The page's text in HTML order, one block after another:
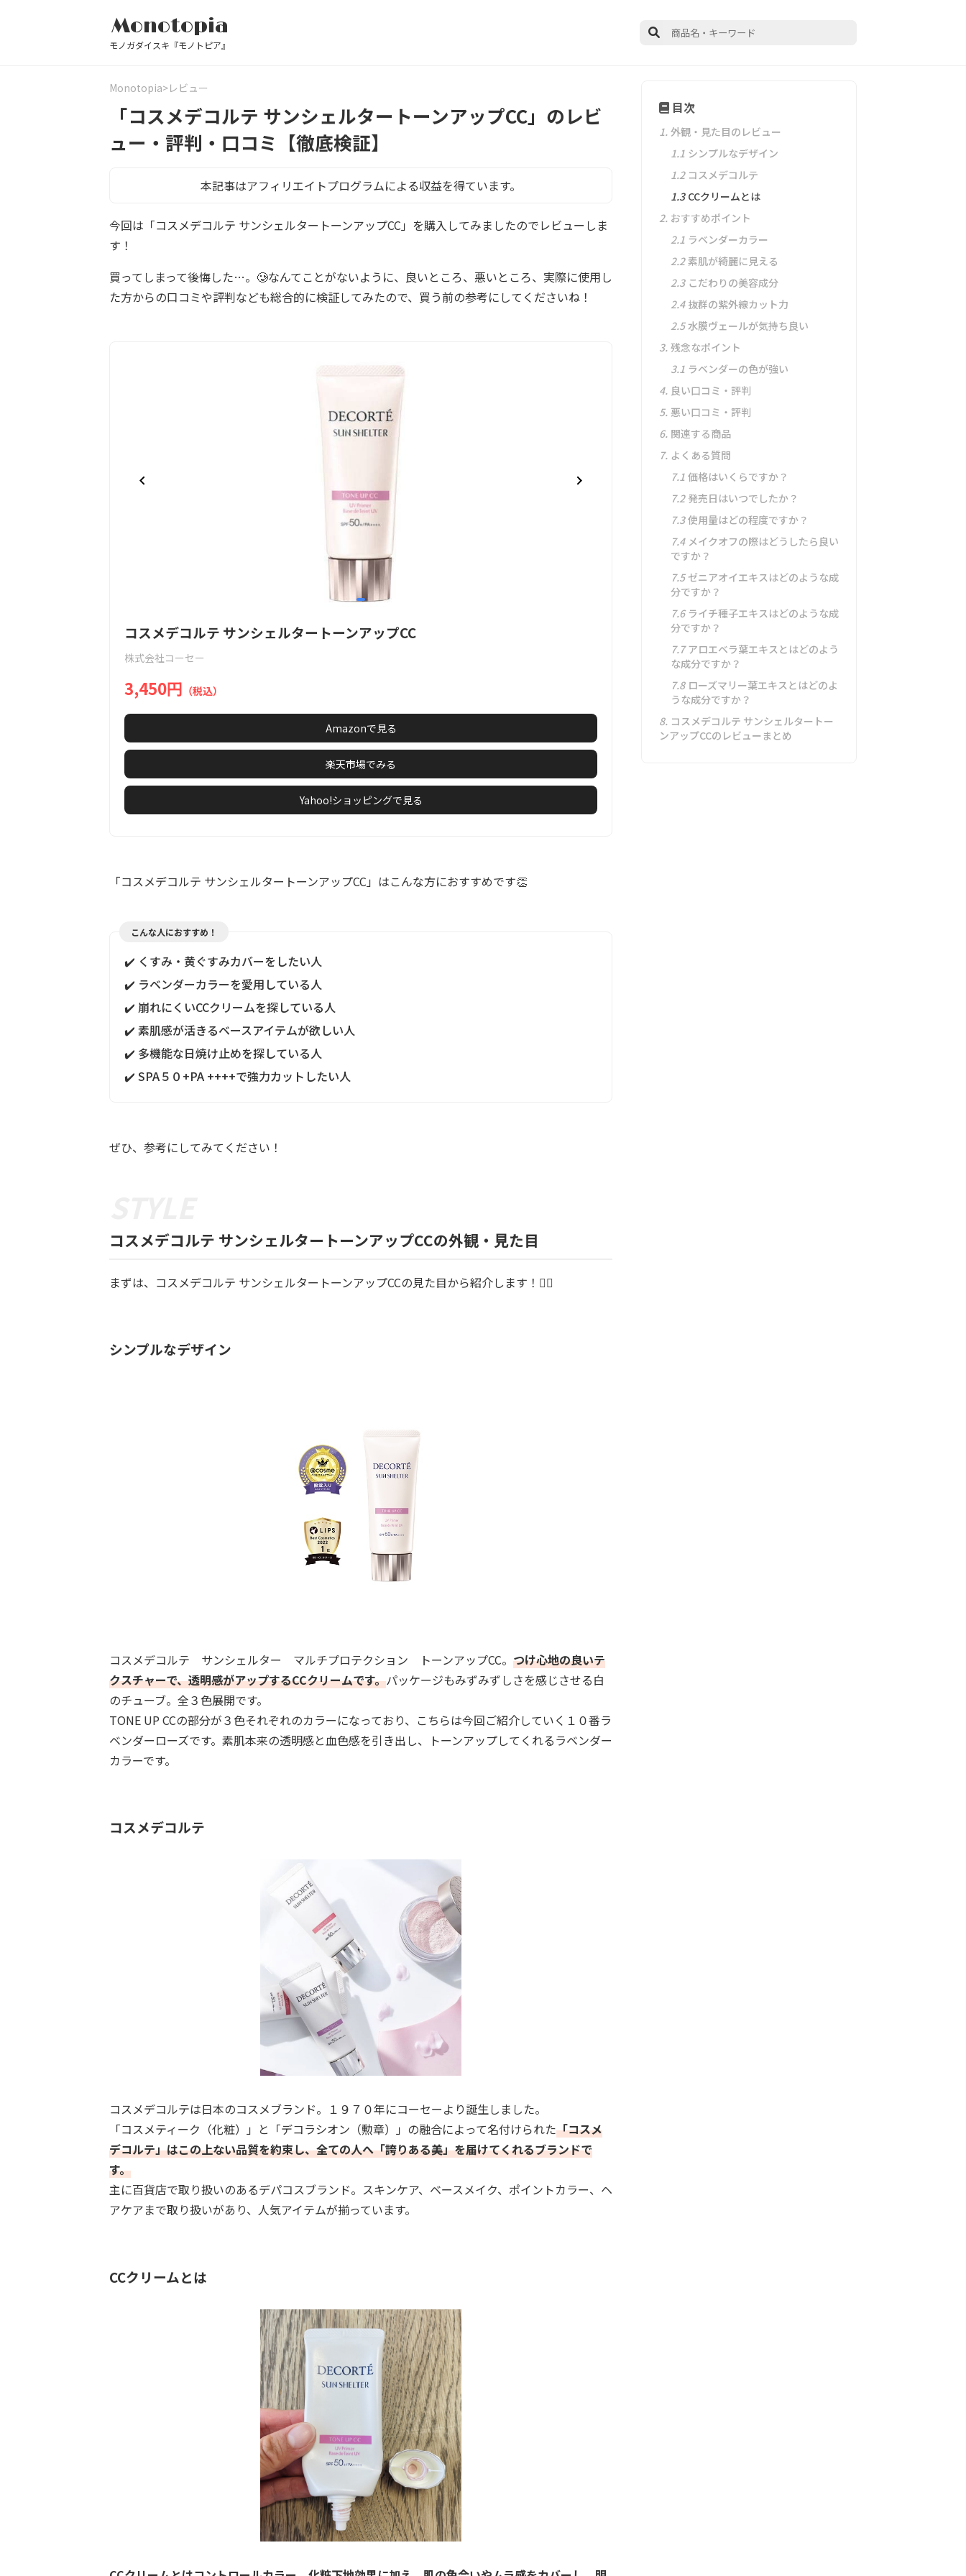
Monotopia
モノガダイスキ『モノトピア』
Monotopia レビュー
「コスメデコルテ サンシェルタートーンアップCC」のレビ
ュー・評判・口コミ【徹底検証】
本記事はアフィリエイトプログラムによる収益を得ています。
今回は「コスメデコルテ サンシェルタートーンアップCC」を購入してみましたのでレビューしま
す！
買ってしまって後悔した…。🥲なんてことがないように、良いところ、悪いところ、実際に使用し
た方からの口コミや評判なども総合的に検証してみたので、買う前の参考にしてくださいね！
item
1
of
1
コスメデコルテ サンシェルタートーンアップCC
株式会社コーセー
3,450円 （税込）
Amazonで見る
楽天市場でみる
Yahoo!ショッピングで見る
「コスメデコルテ サンシェルタートーンアップCC」はこんな方におすすめです👏
こんな人におすすめ！
✔️ くすみ・黄ぐすみカバーをしたい人
✔️ ラベンダーカラーを愛用している人
✔️ 崩れにくいCCクリームを探している人
✔️ 素肌感が活きるベースアイテムが欲しい人
✔️ 多機能な日焼け止めを探している人
✔️ SPA５０+PA ++++で強力カットしたい人
ぜひ、参考にしてみてください！
コスメデコルテ サンシェルタートーンアップCCの外観・見た目
まずは、コスメデコルテ サンシェルタートーンアップCCの見た目から紹介します！💁‍♀️
シンプルなデザイン
コスメデコルテ サンシェルター マルチプロテクション トーンアップCC。 つけ心地の良いテ
クスチャーで、透明感がアップするCCクリームです。パッケージもみずみずしさを感じさせる白
のチューブ。全３色展開です。
TONE UP CCの部分が３色それぞれのカラーになっており、こちらは今回ご紹介していく１０番ラ
ベンダーローズです。素肌本来の透明感と血色感を引き出し、トーンアップしてくれるラベンダー
カラーです。
コスメデコルテ
コスメデコルテは日本のコスメブランド。１９７０年にコーセーより誕生しました。
「コスメティーク（化粧）」と「デコラシオン（勲章）」の融合によって名付けられた「コスメ
デコルテ」はこの上ない品質を約束し、全ての人へ「誇りある美」を届けてくれるブランドで
す。
主に百貨店で取り扱いのあるデパコスブランド。スキンケア、ベースメイク、ポイントカラー、ヘ
アケアまで取り扱いがあり、人気アイテムが揃っています。
CCクリームとは
目次
1. 外観・見た目のレビュー
1.1 シンプルなデザイン
1.2 コスメデコルテ
1.3 CCクリームとは
2. おすすめポイント
2.1 ラベンダーカラー
2.2 素肌が綺麗に見える
2.3 こだわりの美容成分
2.4 抜群の紫外線カット力
2.5 水膜ヴェールが気持ち良い
3. 残念なポイント
3.1 ラベンダーの色が強い
4. 良い口コミ・評判
5. 悪い口コミ・評判
6. 関連する商品
7. よくある質問
7.1 価格はいくらですか？
7.2 発売日はいつでしたか？
7.3 使用量はどの程度ですか？
7.4 メイクオフの際はどうしたら良い
ですか？
7.5 ゼニアオイエキスはどのような成
分ですか？
7.6 ライチ種子エキスはどのような成
分ですか？
7.7 アロエベラ葉エキスとはどのよう
な成分ですか？
7.8 ローズマリー葉エキスとはどのよ
うな成分ですか？
8. コスメデコルテ サンシェルタートー
ンアップCCのレビューまとめ